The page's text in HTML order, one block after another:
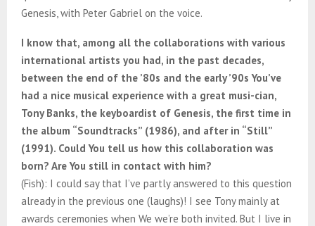
Genesis, with Peter Gabriel on the voice.
I know that, among all the collaborations with various
international artists you had, in the past decades,
between the end of the ’80s and the early ’90s You’ve
had a nice musical experience with a great musi-cian,
Tony Banks, the keyboardist of Genesis, the first time in
the album “Soundtracks” (1986), and after in “Still”
(1991). Could You tell us how this collaboration was
born? Are You still in contact with him?
(Fish): I could say that I’ve partly answered to this question
already in the previous one (laughs)! I see Tony mainly at
awards ceremonies when We we’re both invited. But I live in